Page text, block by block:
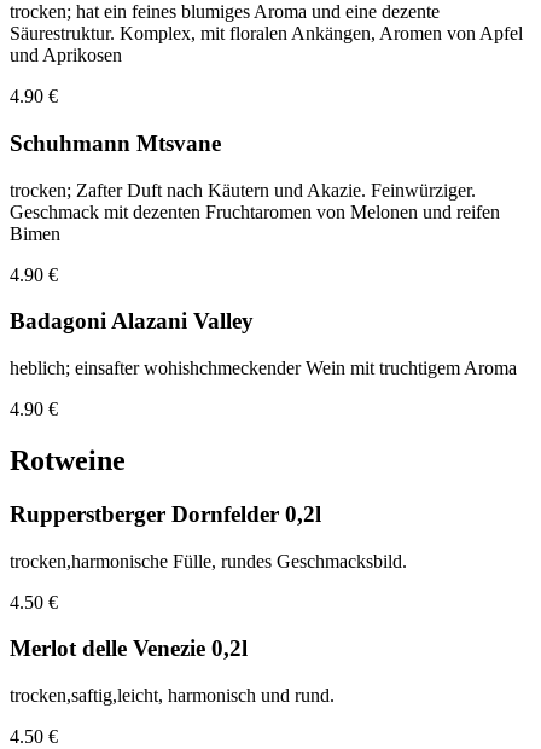
trocken; hat ein feines blumiges Aroma und eine dezente
Säurestruktur. Komplex, mit floralen Ankängen, Aromen von Apfel
und Aprikosen
4.90 €
Schuhmann Mtsvane
trocken; Zafter Duft nach Käutern und Akazie. Feinwürziger.
Geschmack mit dezenten Fruchtaromen von Melonen und reifen
Bimen
4.90 €
Badagoni Alazani Valley
heblich; einsafter wohishchmeckender Wein mit truchtigem Aroma
4.90 €
Rotweine
Rupperstberger Dornfelder 0,2l
trocken,harmonische Fülle, rundes Geschmacksbild.
4.50 €
Merlot delle Venezie 0,2l
trocken,saftig,leicht, harmonisch und rund.
4.50 €